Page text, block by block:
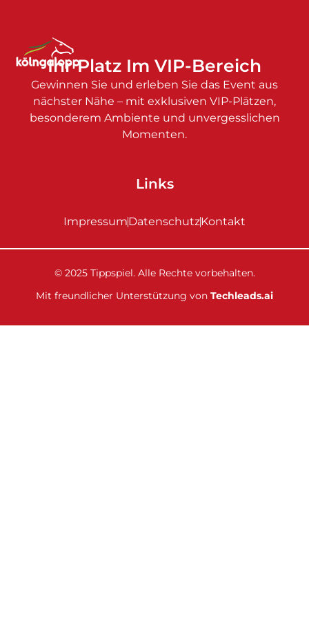
Ihr Platz Im VIP-Bereich
Gewinnen Sie und erleben Sie das Event aus
nächster Nähe – mit exklusiven VIP-Plätzen,
besonderem Ambiente und unvergesslichen
Momenten.
Links
ImpressumDatenschutzKontakt
© 2025 Tippspiel. Alle Rechte vorbehalten.
Mit freundlicher Unterstützung von Techleads.ai